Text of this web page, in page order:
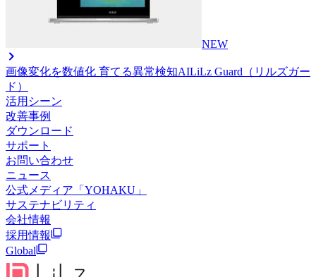
NEW
画像変化を数値化 育てる異常検知AILiLz Guard（リルズガー
ド）
活用シーン
改善事例
ダウンロード
サポート
お問い合わせ
ニュース
公式メディア「YOHAKU」
サステナビリティ
会社情報
採用情報
Global